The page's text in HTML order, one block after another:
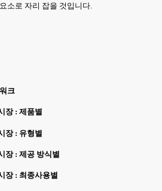
소로 자리 잡을 것입니다.
크
장 : 제품별
장 : 유형별
장 : 제공 방식별
장 : 최종사용별